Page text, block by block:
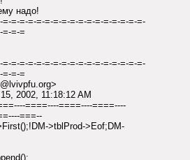
надо!
=-=-=-=-=-=-=-=-=-=-=-=-=-=-=-=-
=-=-=
=-=-=-=-=-=-=-=-=-=-=-=-=-=-=-=-
=-=-=
2002, 11:18:12 AM
====----====----====----
===--
>tblProd->Eof;DM-